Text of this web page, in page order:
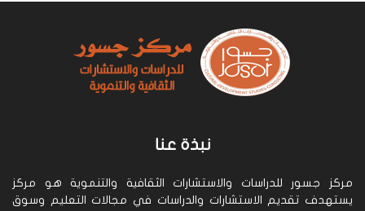
نبذة عنا
مركز جسور للدراسات والاستشارات الثقافية والتنموية هو مركز
يستهدف تقديم الاستشارات والدراسات في مجالات التعليم وسوق